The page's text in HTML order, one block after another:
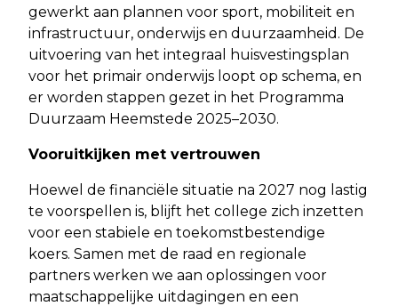
gewerkt aan plannen voor sport, mobiliteit en
infrastructuur, onderwijs en duurzaamheid. De
uitvoering van het integraal huisvestingsplan
voor het primair onderwijs loopt op schema, en
er worden stappen gezet in het Programma
Duurzaam Heemstede 2025–2030.
Vooruitkijken met vertrouwen
Hoewel de financiële situatie na 2027 nog lastig
te voorspellen is, blijft het college zich inzetten
voor een stabiele en toekomstbestendige
koers. Samen met de raad en regionale
partners werken we aan oplossingen voor
maatschappelijke uitdagingen en een